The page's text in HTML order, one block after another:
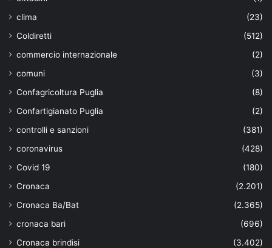
clima
(23)
Coldiretti
(512)
commercio internazionale
(2)
comuni
(3)
Confagricoltura Puglia
(8)
Confartigianato Puglia
(2)
controlli e sanzioni
(381)
coronavirus
(428)
Covid 19
(180)
Cronaca
(2.201)
Cronaca Ba/Bat
(2.365)
cronaca bari
(696)
Cronaca brindisi
(3.402)